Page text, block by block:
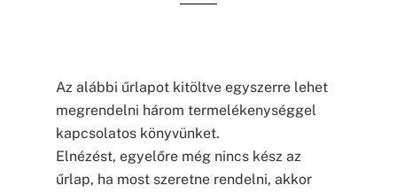
Az alábbi űrlapot kitöltve egyszerre lehet
megrendelni három termelékenységgel
kapcsolatos könyvünket.
Elnézést, egyelőre még nincs kész az
űrlap, ha most szeretne rendelni, akkor